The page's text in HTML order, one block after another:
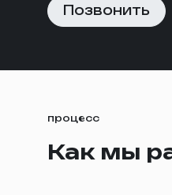
Позвонить
процесс
Как мы